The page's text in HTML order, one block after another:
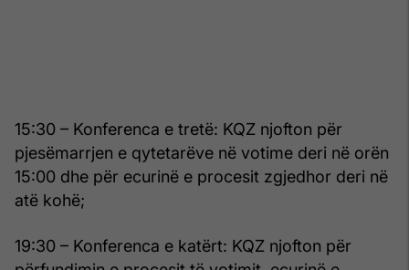
15:30 – Konferenca e tretë: KQZ njofton për
pjesëmarrjen e qytetarëve në votime deri në orën
15:00 dhe për ecurinë e procesit zgjedhor deri në
atë kohë;
19:30 – Konferenca e katërt: KQZ njofton për